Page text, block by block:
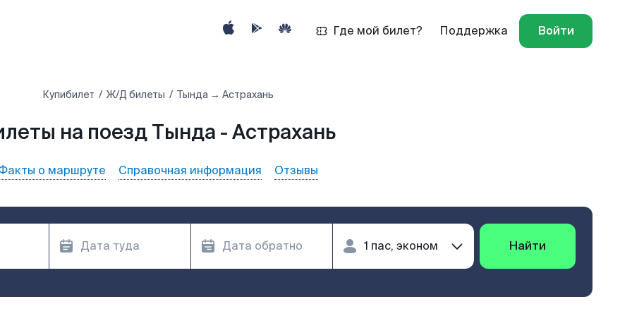
Где мой билет? Поддержка Войти
Купибилет Ж/Д билеты Тында → Астрахань
на поезд Тында - Астрахань
о маршруте Справочная информация Отзывы
Найти